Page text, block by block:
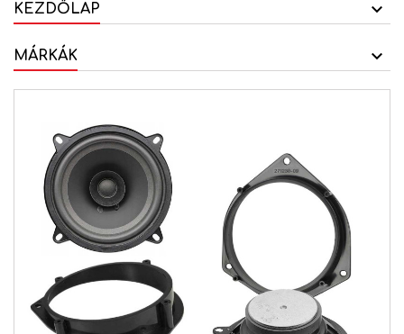
KEZDŐLAP
MÁRKÁK